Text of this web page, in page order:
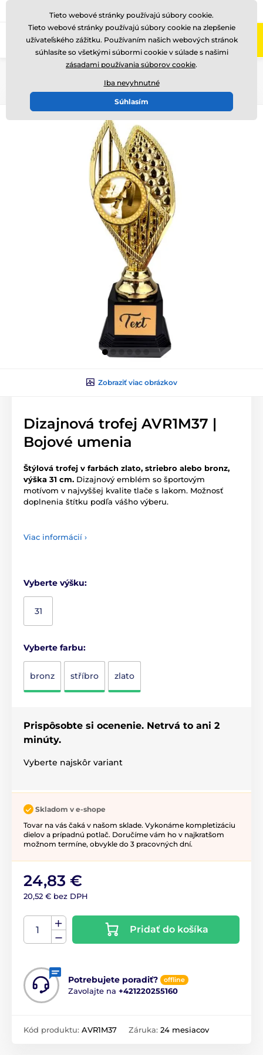
Zavolajte nám (Po-Pi 8-17) +421220255160
Zobraziť viac obrázkov
Dizajnová trofej AVR1M37 |
Bojové umenia
Štýlová trofej v farbách zlato, striebro alebo bronz,
výška 31 cm. Dizajnový emblém so športovým
motívom v najvyššej kvalite tlače s lakom. Možnosť
doplnenia štítku podľa vášho výberu.
Viac informácií ›
Vyberte výšku:
31
Vyberte farbu:
bronz stříbro zlato
Prispôsobte si ocenenie. Netrvá to ani 2
minúty.
Vyberte najskôr variant
Skladom v e-shope
Tovar na vás čaká v našom sklade. Vykonáme kompletizáciu
dielov a prípadnú potlač. Doručíme vám ho v najkratšom
možnom termíne, obvykle do 3 pracovných dní.
24,83 €
20,52 € bez DPH
Pridať do košíka
Potrebujete poradiť? offline
Zavolajte na +421220255160
Kód produktu: AVR1M37 Záruka: 24 mesiacov
Tieto webové stránky používajú súbory cookie.
Tieto webové stránky používajú súbory cookie na zlepšenie
užívateľského zážitku. Používaním našich webových stránok
súhlasíte so všetkými súbormi cookie v súlade s našimi
zásadami používania súborov cookie.
Iba nevyhnutné
Súhlasím